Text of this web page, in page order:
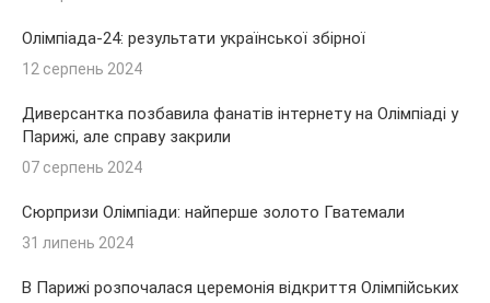
Олімпіада-24: результати української збірної
12 серпень 2024
Диверсантка позбавила фанатів інтернету на Олімпіаді у
Парижі, але справу закрили
07 серпень 2024
Сюрпризи Олімпіади: найперше золото Гватемали
31 липень 2024
В Парижі розпочалася церемонія відкриття Олімпійських